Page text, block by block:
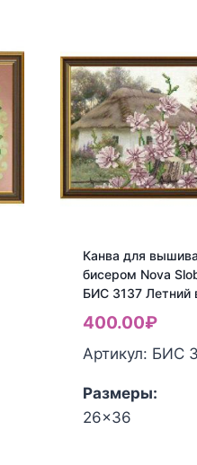
Канва для
бисером Nova
БИС 3137 Летний
400.00₽
Артикул: БИС
Размеры:
26x36